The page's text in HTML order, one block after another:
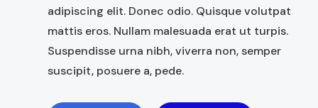
adipiscing elit. Donec odio. Quisque volutpat
mattis eros. Nullam malesuada erat ut turpis.
Suspendisse urna nibh, viverra non, semper
suscipit, posuere a, pede.